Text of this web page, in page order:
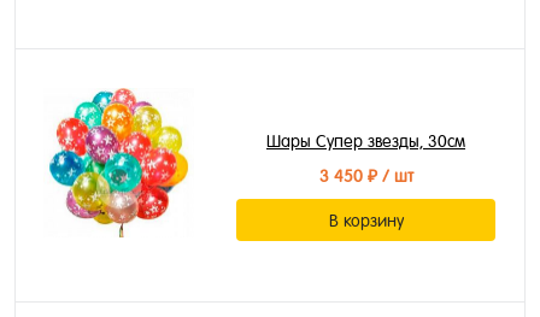
Шары Супер звезды, 30см
3 450 ₽/ шт
В корзину